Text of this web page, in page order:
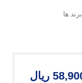
برند ها
ریال